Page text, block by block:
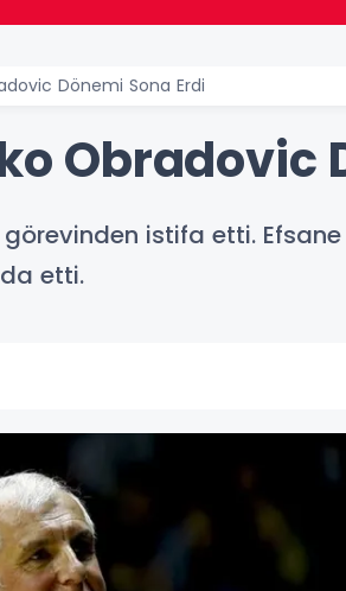
Dönemi Sona Erdi
Obradovic
istifa etti.
etti.